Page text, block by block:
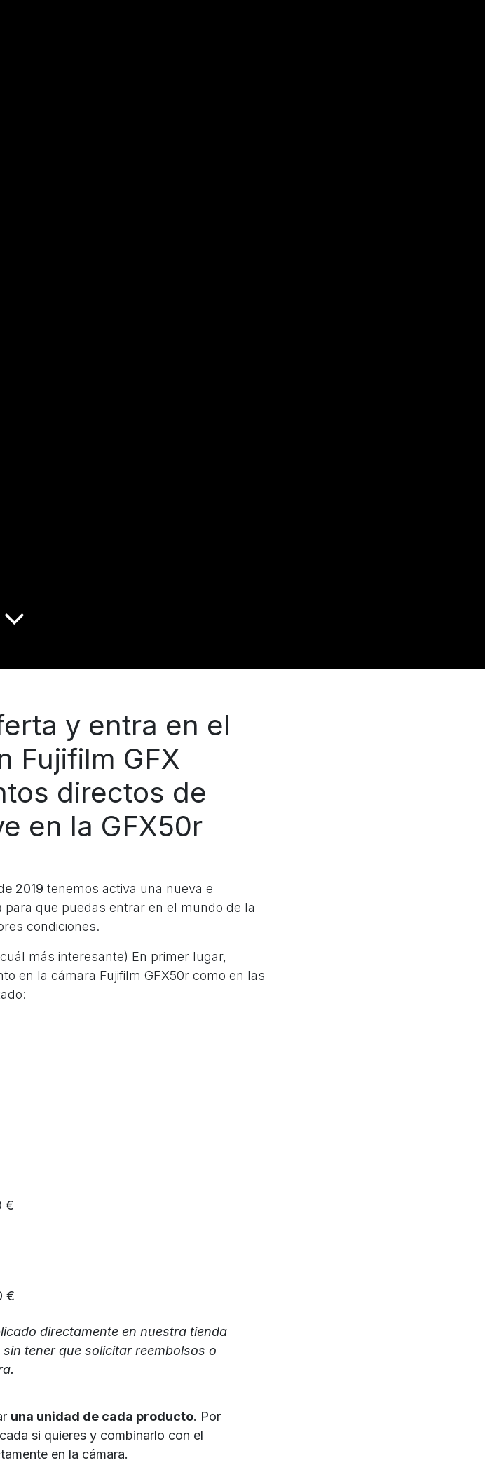
y entra en el
Fujifilm GFX
directos de
en la GFX50r
2019 tenemos activa una nueva e
para que puedas entrar en el mundo de la
condiciones.
más interesante) En primer lugar,
en la cámara Fujifilm GFX50r como en las
€
€
directamente en nuestra tienda
tener que solicitar reembolsos o
una unidad de cada producto. Por
si quieres y combinarlo con el
en la cámara.